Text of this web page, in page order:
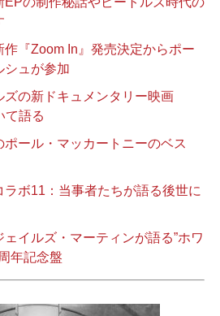
作『Zoom In』発売決定からポー
シュが参加
ズの新ドキュメンタリー映画
て語る
ポール・マッカートニーのベス
ボ11：当事者たちが語る後世に
イルズ・マーティンが語る”ホワ
年記念盤